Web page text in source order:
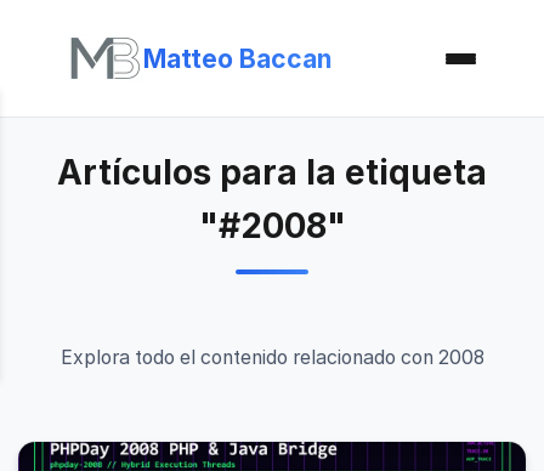
Matteo Baccan
Artículos para la etiqueta
"#2008"
Explora todo el contenido relacionado con 2008